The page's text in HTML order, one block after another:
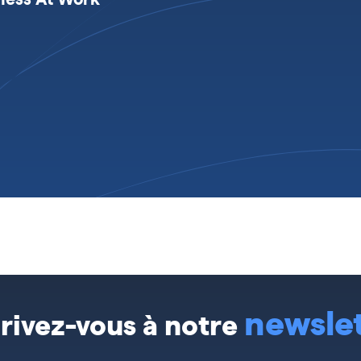
vous à notre